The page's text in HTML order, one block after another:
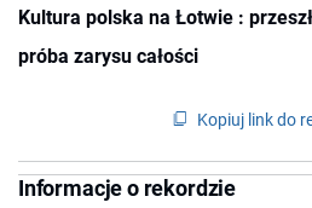
Kultura polska na Łotwie :
próba zarysu całości
Kopiuj link do
Informacje o rekordzie